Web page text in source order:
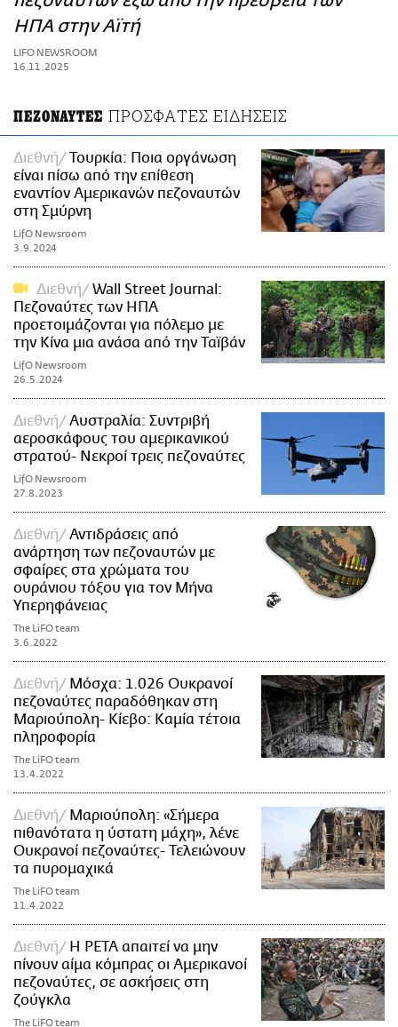
ΑΜΠΑ
PRINT
ΗΠΑ στην Αϊτή
LIFO NEWSROOM
16.11.2025
ΠΕΖΟΝΑΥΤΕΣ ΠΡΟΣΦΑΤΕΣ ΕΙΔΗΣΕΙΣ
Διεθνή
Τουρκία: Ποια οργάνωση
είναι πίσω από την επίθεση
εναντίον Αμερικανών πεζοναυτών
στη Σμύρνη
LifO Newsroom
3.9.2024
Διεθνή
Wall Street Journal:
Πεζοναύτες των ΗΠΑ
προετοιμάζονται για πόλεμο με
την Κίνα μια ανάσα από την Ταϊβάν
LifO Newsroom
26.5.2024
Διεθνή
Αυστραλία: Συντριβή
αεροσκάφους του αμερικανικού
στρατού- Νεκροί τρεις πεζοναύτες
LifO Newsroom
27.8.2023
Διεθνή
Αντιδράσεις από
ανάρτηση των πεζοναυτών με
σφαίρες στα χρώματα του
ουράνιου τόξου για τον Μήνα
Υπερηφάνειας
The LiFO team
3.6.2022
Διεθνή
Μόσχα: 1.026 Ουκρανοί
πεζοναύτες παραδόθηκαν στη
Μαριούπολη- Κίεβο: Καμία τέτοια
πληροφορία
The LiFO team
13.4.2022
Διεθνή
Μαριούπολη: «Σήμερα
πιθανότατα η ύστατη μάχη», λένε
Ουκρανοί πεζοναύτες- Τελειώνουν
τα πυρομαχικά
The LiFO team
11.4.2022
Διεθνή
Η PETA απαιτεί να μην
πίνουν αίμα κόμπρας οι Αμερικανοί
πεζοναύτες, σε ασκήσεις στη
ζούγκλα
The LiFO team